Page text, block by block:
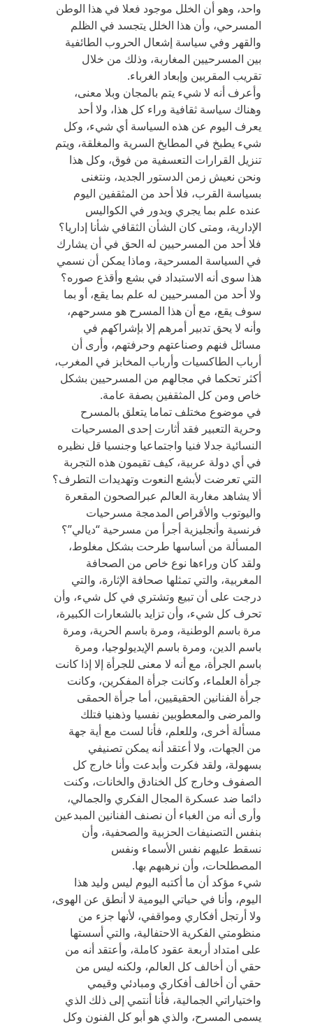
واحد، وهو أن الخلل موجود فعلا في هذا الوطن
المسرحي، وأن هذا الخلل يتجسد في الظلم
والقهر وفي سياسة إشعال الحروب الطائفية
بين المسرحيين المغاربة، وذلك من خلال
تقريب المقربين وإبعاد الغرباء.
وأعرف أنه لا شيء يتم بالمجان وبلا معنى،
وهناك سياسة ثقافية وراء كل هذا، ولا أحد
يعرف اليوم عن هذه السياسة أي شيء، وكل
شيء يطبخ في المطابخ السرية والمغلقة، ويتم
تنزيل القرارات التعسفية من فوق، وكل هذا
ونحن نعيش زمن الدستور الجديد، ونتغنى
بسياسة القرب، فلا أحد من المثقفين اليوم
عنده علم بما يجري ويدور في الكواليس
الإدارية، ومتى كان الشأن الثقافي شأنا إداريا؟
فلا أحد من المسرحيين له الحق في أن يشارك
في السياسة المسرحية، وماذا يمكن أن نسمي
هذا سوى أنه الاستبداد في بشع وأقذع صوره؟
ولا أحد من المسرحيين له علم بما يقع، أو بما
سوف يقع، مع أن هذا المسرح هو مسرحهم،
وأنه لا يحق تدبير أمرهم إلا بإشراكهم في
مسائل فنهم وصناعتهم وحرفتهم، وأرى أن
أرباب الطاكسيات وأرباب المخابز في المغرب،
أكثر تحكما في مجالهم من المسرحيين بشكل
خاص ومن كل المثقفين بصفة عامة.
في موضوع مختلف تماما يتعلق بالمسرح
وحرية التعبير فقد أثارت إحدى المسرحيات
النسائية جدلا فنيا واجتماعيا وجنسيا قل نظيره
في أي دولة عربية، كيف تقيمون هذه التجربة
التي تعرضت لأبشع النعوت وتهديدات التطرف؟
ألا يشاهد مغاربة العالم عبرالصحون المقعرة
واليوتوب والأقراص المدمجة مسرحيات
فرنسية وأنجليزية أجرأ من مسرحية “ديالي”؟
المسألة من أساسها طرحت بشكل مغلوط،
ولقد كان وراءها نوع خاص من الصحافة
المغربية، والتي تمثلها صحافة الإثارة، والتي
درجت على أن تبيع وتشتري في كل شيء، وأن
تحرف كل شيء، وأن تزايد بالشعارات الكبيرة،
مرة باسم الوطنية، ومرة باسم الحرية، ومرة
باسم الدين، ومرة باسم الإيديولوجيا، ومرة
باسم الجرأة، مع أنه لا معنى للجرأة إلا إذا كانت
جرأة العلماء، وكانت جرأة المفكرين، وكانت
جرأة الفنانين الحقيقيين، أما جرأة الحمقى
والمرضى والمعطوبين نفسيا وذهنيا فتلك
مسألة أخرى، وللعلم، فأنا لست مع أية جهة
من الجهات، ولا أعتقد أنه يمكن تصنيفي
بسهولة، ولقد فكرت وأبدعت وأنا خارج كل
الصفوف وخارج كل الخنادق والخانات، وكنت
دائما ضد عسكرة المجال الفكري والجمالي،
وأرى أنه من الغباء أن نصنف الفنانين المبدعين
بنفس التصنيفات الحزبية والصحفية، وأن
نسقط عليهم نفس الأسماء ونفس
المصطلحات، وأن نرهبهم بها.
شيء مؤكد أن ما أكتبه اليوم ليس وليد هذا
اليوم، وأنا في حياتي اليومية لا أنطق عن الهوى،
ولا أرتجل أفكاري ومواقفي، لأنها جزء من
منظومتي الفكرية الاحتفالية، والتي أسستها
على امتداد أربعة عقود كاملة، وأعتقد أنه من
حقي أن أخالف كل العالم، ولكنه ليس من
حقي أن أخالف أفكاري ومبادئي وقيمي
واختياراتي الجمالية، فأنا أنتمي إلى ذلك الذي
يسمى المسرح، والذي هو أبو كل الفنون وكل